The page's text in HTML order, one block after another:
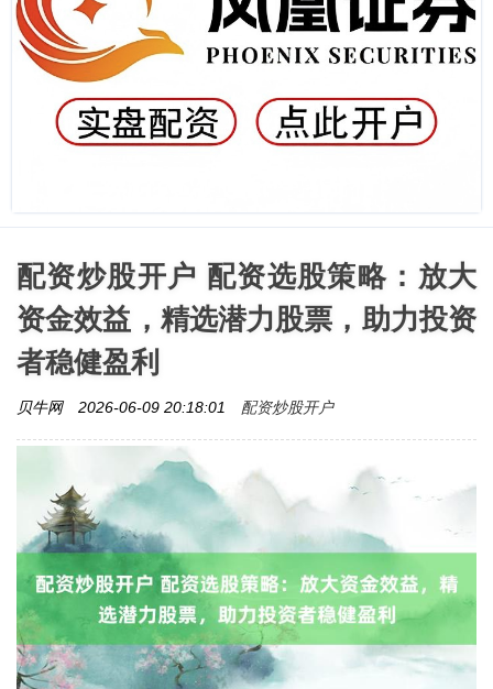
配资炒股开户 配资选股策略：放大
资金效益，精选潜力股票，助力投资
者稳健盈利
贝牛网 2026-06-09 20:18:01 配资炒股开户